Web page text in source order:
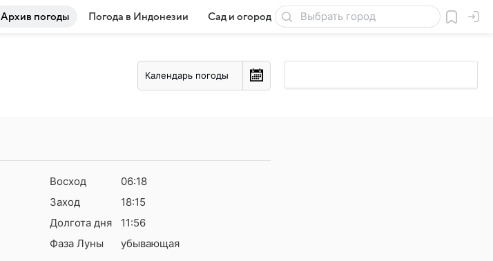
Архив погоды Погода в Индонезии Сад и огород Товары для дачи
Календарь погоды
Восход
06:18
Заход
18:15
Долгота дня
11:56
Фаза Луны
убывающая